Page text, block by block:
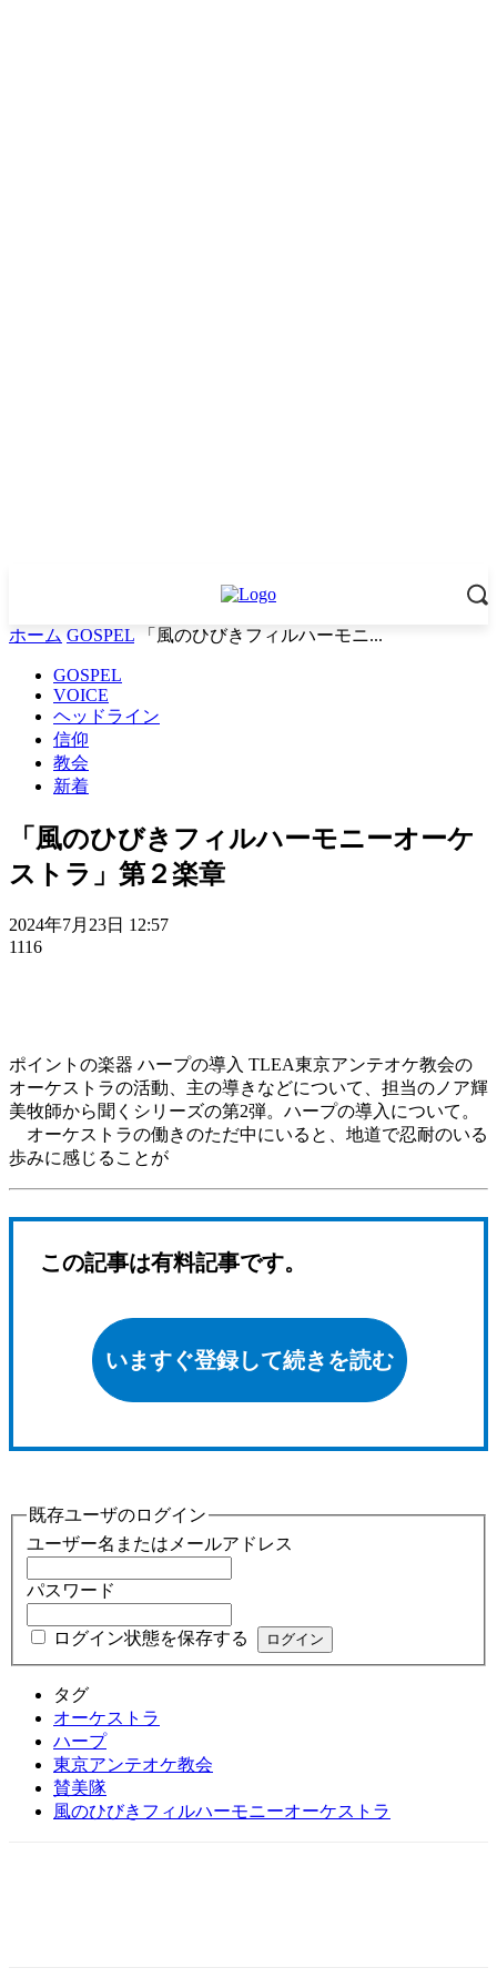
ホーム GOSPEL 「風のひびきフィルハーモニ...
GOSPEL
VOICE
ヘッドライン
信仰
教会
新着
「風のひびきフィルハーモニーオーケ
ストラ」第２楽章
2024年7月23日 12:57
1116
ポイントの楽器 ハープの導入 TLEA東京アンテオケ教会の
オーケストラの活動、主の導きなどについて、担当のノア輝
美牧師から聞くシリーズの第2弾。ハープの導入について。
オーケストラの働きのただ中にいると、地道で忍耐のいる
歩みに感じることが
この記事は有料記事です。
いますぐ登録して続きを読む
既存ユーザのログイン
ユーザー名またはメールアドレス
パスワード
ログイン状態を保存する
タグ
オーケストラ
ハープ
東京アンテオケ教会
賛美隊
風のひびきフィルハーモニーオーケストラ